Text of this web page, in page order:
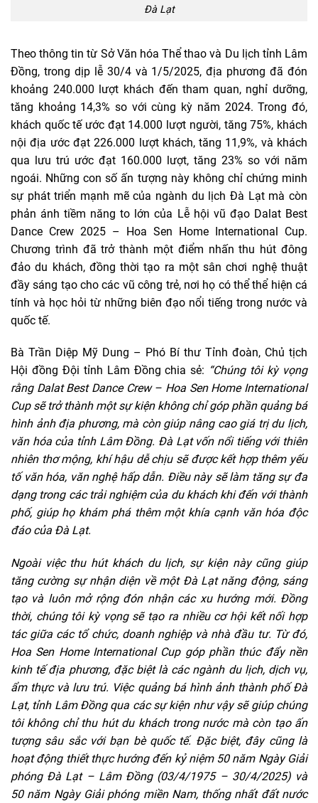
Đà Lạt
Theo thông tin từ Sở Văn hóa Thể thao và Du lịch tỉnh Lâm
Đồng, trong dịp lễ 30/4 và 1/5/2025, địa phương đã đón
khoảng 240.000 lượt khách đến tham quan, nghỉ dưỡng,
tăng khoảng 14,3% so với cùng kỳ năm 2024. Trong đó,
khách quốc tế ước đạt 14.000 lượt người, tăng 75%, khách
nội địa ước đạt 226.000 lượt khách, tăng 11,9%, và khách
qua lưu trú ước đạt 160.000 lượt, tăng 23% so với năm
ngoái. Những con số ấn tượng này không chỉ chứng minh
sự phát triển mạnh mẽ của ngành du lịch Đà Lạt mà còn
phản ánh tiềm năng to lớn của Lễ hội vũ đạo Dalat Best
Dance Crew 2025 – Hoa Sen Home International Cup.
Chương trình đã trở thành một điểm nhấn thu hút đông
đảo du khách, đồng thời tạo ra một sân chơi nghệ thuật
đầy sáng tạo cho các vũ công trẻ, nơi họ có thể thể hiện cá
tính và học hỏi từ những biên đạo nổi tiếng trong nước và
quốc tế.
Bà Trần Diệp Mỹ Dung – Phó Bí thư Tỉnh đoàn, Chủ tịch
Hội đồng Đội tỉnh Lâm Đồng chia sẻ: “Chúng tôi kỳ vọng
rằng Dalat Best Dance Crew – Hoa Sen Home International
Cup sẽ trở thành một sự kiện không chỉ góp phần quảng bá
hình ảnh địa phương, mà còn giúp nâng cao giá trị du lịch,
văn hóa của tỉnh Lâm Đồng. Đà Lạt vốn nổi tiếng với thiên
nhiên thơ mộng, khí hậu dễ chịu sẽ được kết hợp thêm yếu
tố văn hóa, văn nghệ hấp dẫn. Điều này sẽ làm tăng sự đa
dạng trong các trải nghiệm của du khách khi đến với thành
phố, giúp họ khám phá thêm một khía cạnh văn hóa độc
đáo của Đà Lạt.
Ngoài việc thu hút khách du lịch, sự kiện này cũng giúp
tăng cường sự nhận diện về một Đà Lạt năng động, sáng
tạo và luôn mở rộng đón nhận các xu hướng mới. Đồng
thời, chúng tôi kỳ vọng sẽ tạo ra nhiều cơ hội kết nối hợp
tác giữa các tổ chức, doanh nghiệp và nhà đầu tư. Từ đó,
Hoa Sen Home International Cup góp phần thúc đẩy nền
kinh tế địa phương, đặc biệt là các ngành du lịch, dịch vụ,
ẩm thực và lưu trú. Việc quảng bá hình ảnh thành phố Đà
Lạt, tỉnh Lâm Đồng qua các sự kiện như vậy sẽ giúp chúng
tôi không chỉ thu hút du khách trong nước mà còn tạo ấn
tượng sâu sắc với bạn bè quốc tế. Đặc biệt, đây cũng là
hoạt động thiết thực hướng đến kỷ niệm 50 năm Ngày Giải
phóng Đà Lạt – Lâm Đồng (03/4/1975 – 30/4/2025) và
50 năm Ngày Giải phóng miền Nam, thống nhất đất nước